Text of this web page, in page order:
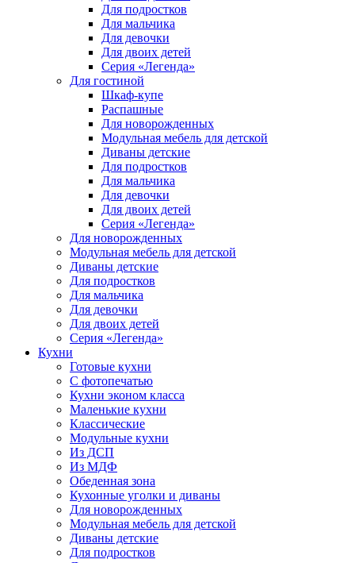
Для подростков
Для мальчика
Для девочки
Для двоих детей
Серия «Легенда»
Для гостиной
Шкаф-купе
Распашные
Для новорожденных
Модульная мебель для детской
Диваны детские
Для подростков
Для мальчика
Для девочки
Для двоих детей
Серия «Легенда»
Для новорожденных
Модульная мебель для детской
Диваны детские
Для подростков
Для мальчика
Для девочки
Для двоих детей
Серия «Легенда»
Кухни
Готовые кухни
С фотопечатью
Кухни эконом класса
Маленькие кухни
Классические
Модульные кухни
Из ДСП
Из МДФ
Обеденная зона
Кухонные уголки и диваны
Для новорожденных
Модульная мебель для детской
Диваны детские
Для подростков